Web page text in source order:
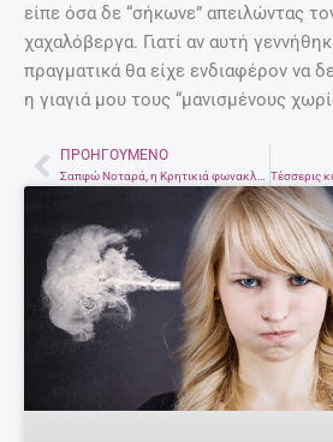
είπε όσα δε “σήκωνε” απειλώντας
χαχαλόβεργα. Γιατί αν αυτή
πραγματικά θα είχε ενδιαφέρον να
η γιαγιά μου τους “μανισμένους
PrevΠΡΟΗΓΟΎΜΕΝΟ
Σαπφώ Νοταρά, η Κρητικιά φωνακλού του κινηματογράφου που έκανε τη ζωή μας πιο χαρούμενη